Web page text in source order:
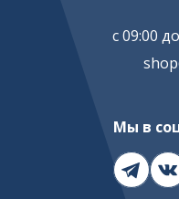
с 09:00
Мы в